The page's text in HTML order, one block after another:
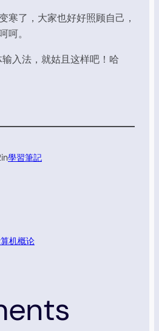
寒了，大家也好好照顾自己，
呵。
入法，就姑且这样吧！哈
in學習筆記
机概论